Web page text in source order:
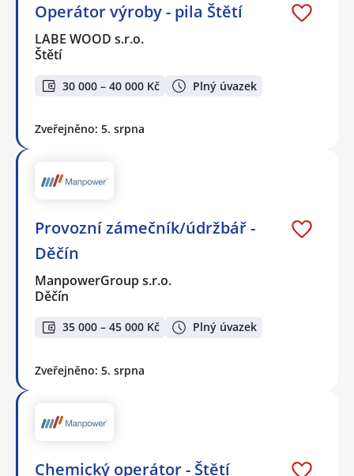
Operátor výroby - pila Štětí
LABE WOOD s.r.o.
Štětí
30 000 – 40 000 Kč Plný úvazek
Zveřejněno: 5. srpna
Provozní zámečník/údržbář -
Děčín
ManpowerGroup s.r.o.
Děčín
35 000 – 45 000 Kč Plný úvazek
Zveřejněno: 5. srpna
Chemický operátor - Štětí